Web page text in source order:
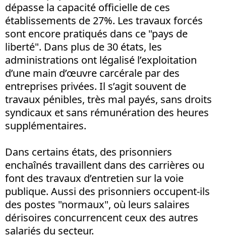
dépasse la capacité officielle de ces
établissements de 27%. Les travaux forcés
sont encore pratiqués dans ce "pays de
liberté". Dans plus de 30 états, les
administrations ont légalisé l’exploitation
d’une main d’œuvre carcérale par des
entreprises privées. Il s’agit souvent de
travaux pénibles, très mal payés, sans droits
syndicaux et sans rémunération des heures
supplémentaires.
Dans certains états, des prisonniers
enchaînés travaillent dans des carrières ou
font des travaux d’entretien sur la voie
publique. Aussi des prisonniers occupent-ils
des postes "normaux", où leurs salaires
dérisoires concurrencent ceux des autres
salariés du secteur.